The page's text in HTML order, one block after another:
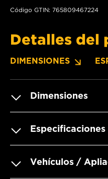
Código GTIN: 765809467224
Detalles del
DIMENSIONES
Dimensiones
Especificaciones
Vehículos /